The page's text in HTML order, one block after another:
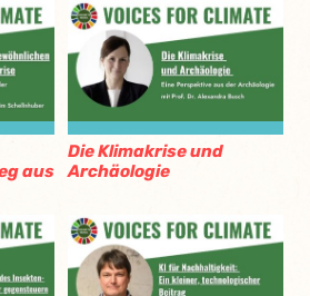
aus
Die Klimakrise und
Archäologie